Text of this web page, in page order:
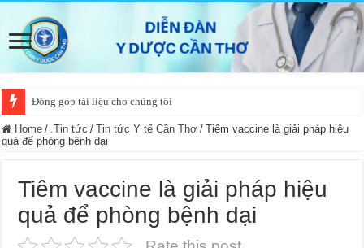
Đóng góp tài liệu cho chúng tôi
Home / .Tin tức / Tin tức Y tế Cần Thơ / Tiêm vaccine là giải pháp hiệu
quả để phòng bệnh dại
Tiêm vaccine là giải pháp hiệu
quả để phòng bệnh dại